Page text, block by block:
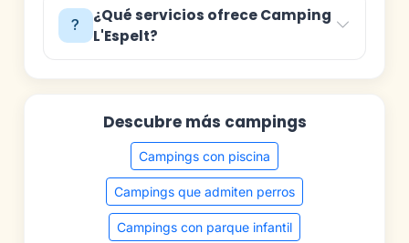
¿Qué servicios ofrece Camping
L'Espelt?
Descubre más campings
Campings con piscina
Campings que admiten perros
Campings con parque infantil